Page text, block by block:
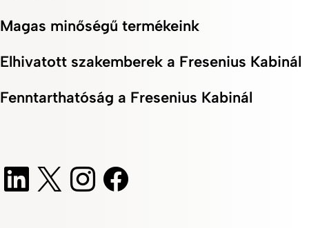
Magas minőségű termékeink
Elhivatott szakemberek a Fresenius Kabinál
Fenntarthatóság a Fresenius Kabinál